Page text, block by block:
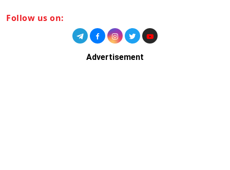
Follow us on:
Advertisement